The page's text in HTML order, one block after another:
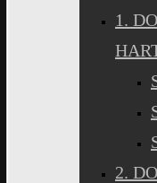
1.
2.